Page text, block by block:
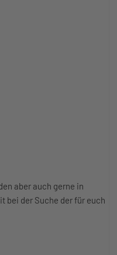
aber auch gerne in
bei der Suche der für euch